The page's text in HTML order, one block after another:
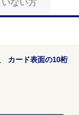
ない方
カード表面の10桁